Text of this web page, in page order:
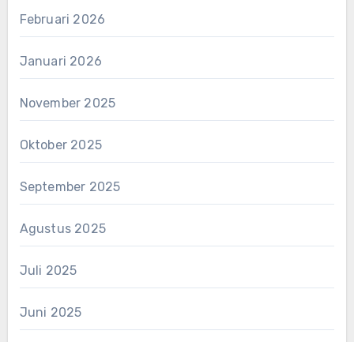
Februari 2026
Januari 2026
November 2025
Oktober 2025
September 2025
Agustus 2025
Juli 2025
Juni 2025